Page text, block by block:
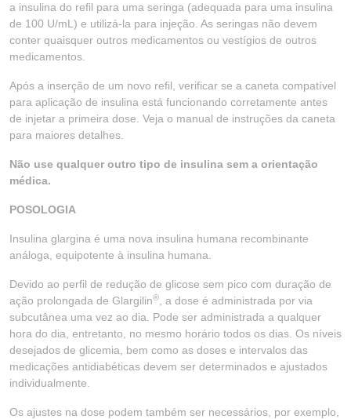
a insulina do refil para uma seringa (adequada para uma insulina
de 100 U/mL) e utilizá-la para injeção. As seringas não devem
conter quaisquer outros medicamentos ou vestígios de outros
medicamentos.
Após a inserção de um novo refil, verificar se a caneta compatível
para aplicação de insulina está funcionando corretamente antes
de injetar a primeira dose. Veja o manual de instruções da caneta
para maiores detalhes.
Não use qualquer outro tipo de insulina sem a orientação
médica.
POSOLOGIA
Insulina glargina é uma nova insulina humana recombinante
análoga, equipotente à insulina humana.
Devido ao perfil de redução de glicose sem pico com duração de
ação prolongada de Glargilin®
, a dose é administrada por via
subcutânea uma vez ao dia. Pode ser administrada a qualquer
hora do dia, entretanto, no mesmo horário todos os dias. Os níveis
desejados de glicemia, bem como as doses e intervalos das
medicações antidiabéticas devem ser determinados e ajustados
individualmente.
Os ajustes na dose podem também ser necessários, por exemplo,